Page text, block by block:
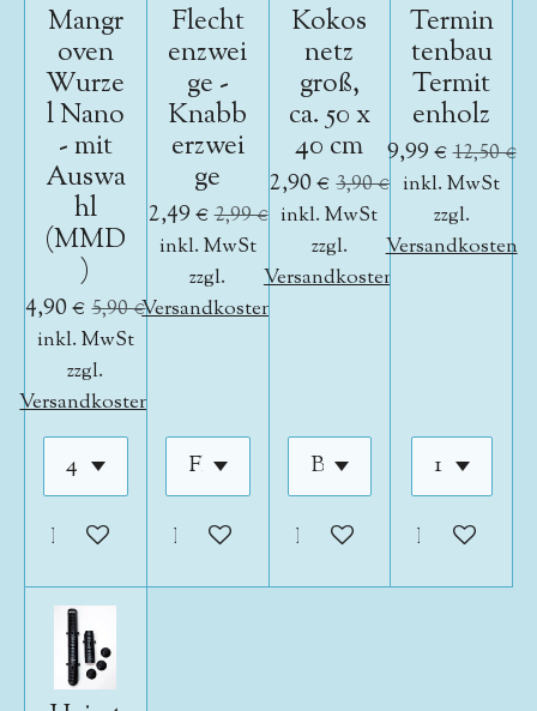
Mangr
oven
Wurze
l Nano
- mit
Auswa
hl
(MMD
)
4,90 € 5,90 €
inkl. MwSt
zzgl.
Versandkosten
In den Warenkorb
Flecht
enzwei
ge -
Knabb
erzwei
ge
2,49 €2,99 €
inkl. MwSt
zzgl.
Versandkosten
In den Warenkorb
Kokos
netz
groß,
ca. 50 x
40 cm
2,90 € 3,90 €
inkl. MwSt
zzgl.
Versandkosten
In den Warenkorb
Termin
tenbau
Termit
enholz
9,99 €12,50 €
inkl. MwSt
zzgl.
Versandkosten
In den